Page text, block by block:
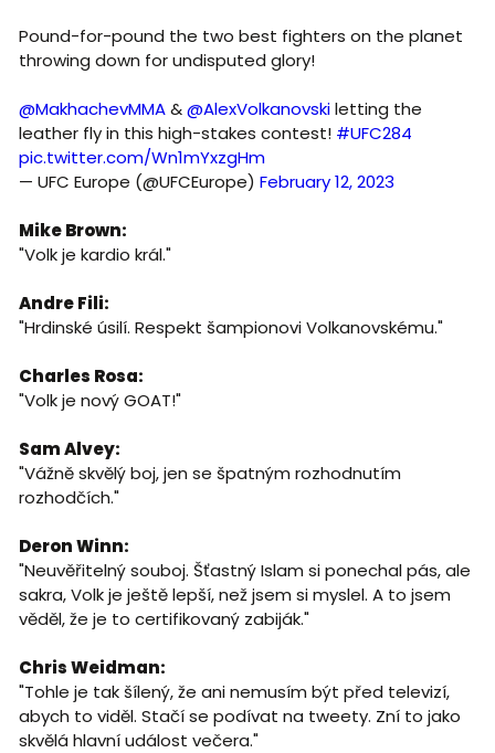
Pound-for-pound the two best fighters on the planet
throwing down for undisputed glory!
@MakhachevMMA&@AlexVolkanovskiletting the
leather fly in this high-stakes contest! #UFC284
pic.twitter.com/Wn1mYxzgHm
— UFC Europe (@UFCEurope) February 12, 2023
Mike Brown:
"Volk je kardio král."
Andre Fili:
"Hrdinské úsilí. Respekt šampionovi Volkanovskému."
Charles Rosa:
"Volk je nový GOAT!"
Sam Alvey:
"Vážně skvělý boj, jen se špatným rozhodnutím
rozhodčích."
Deron Winn:
"Neuvěřitelný souboj. Šťastný Islam si ponechal pás, ale
sakra, Volk je ještě lepší, než jsem si myslel. A to jsem
věděl, že je to certifikovaný zabiják."
Chris Weidman:
"Tohle je tak šílený, že ani nemusím být před televizí,
abych to viděl. Stačí se podívat na tweety. Zní to jako
skvělá hlavní událost večera."